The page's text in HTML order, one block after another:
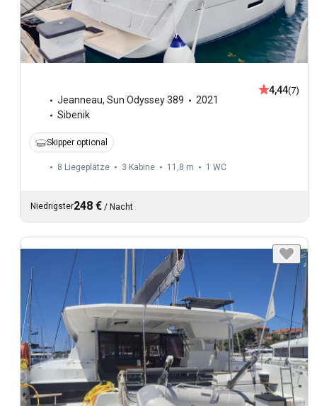
Jeanneau, Sun Odyssey 389
2021
Sibenik
4,44(7)
Skipper optional
8 Liegeplätze 3 Kabine 11,8 m 1 WC
Niedrigster248 € / Nacht